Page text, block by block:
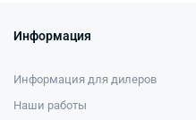
Информация
Информация для дилеров
Наши работы